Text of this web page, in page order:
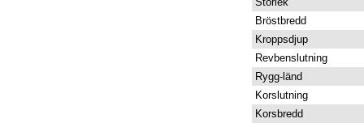
Bröstbredd
Kroppsdjup
Revbenslutning
Rygg-länd
Korslutning
Korsbredd